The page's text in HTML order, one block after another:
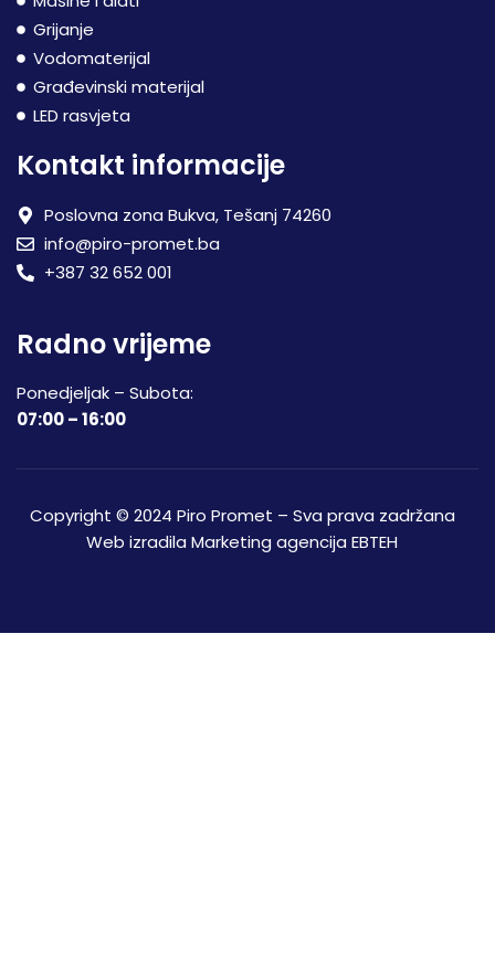
Grijanje
Vodomaterijal
Građevinski materijal
LED rasvjeta
Kontakt informacije
Poslovna zona Bukva, Tešanj 74260
info@piro-promet.ba
+387 32 652 001
Radno vrijeme
Ponedjeljak – Subota:
07:00 – 16:00
Copyright © 2024 Piro Promet – Sva prava zadržana
Web izradila Marketing agencija EBTEH